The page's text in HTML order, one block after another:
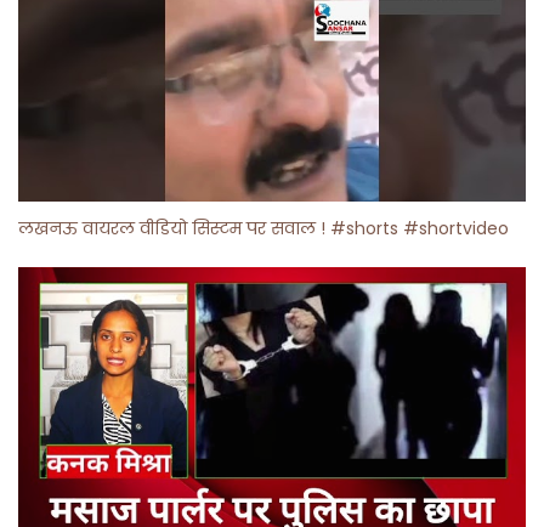
लखनऊ वायरल वीडियो सिस्टम पर सवाल ! #shorts #shortvideo